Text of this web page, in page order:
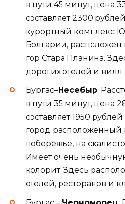
в пути 45 минут, цена
составляет 2300
курортный комплекс
Болгарии, расположен
гор Стара Планина.
дорогих отелей и вилл.
Бургас–Несебыр.
в пути 35 минут, цена
составляет 1950
город расположенный
побережье, на
Имеет очень
колорит. Здесь
отелей, ресторанов и